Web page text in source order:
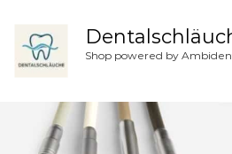
Shop powered by